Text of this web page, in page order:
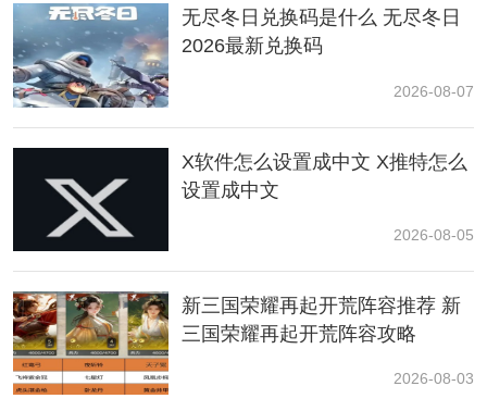
骨骼是相互关联的，如果处理不好骨骼肌肉间的联动关
系，很容易捏出很奇怪的脸。
三、妆容搭配
无尽冬日兑换码是什么 无尽冬日
2026最新兑换码
2026-08-07
X软件怎么设置成中文 X推特怎么
设置成中文
2026-08-05
新三国荣耀再起开荒阵容推荐 新
三国荣耀再起开荒阵容攻略
2026-08-03